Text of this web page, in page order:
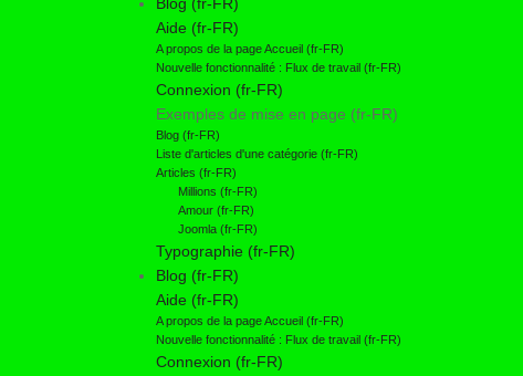
Aide (fr-FR)
A propos de la page Accueil (fr-FR)
Nouvelle fonctionnalité : Flux de travail (fr-FR)
Connexion (fr-FR)
Exemples de mise en page (fr-FR)
Blog (fr-FR)
Liste d'articles d'une catégorie (fr-FR)
Articles (fr-FR)
Millions (fr-FR)
Amour (fr-FR)
Joomla (fr-FR)
Typographie (fr-FR)
Blog (fr-FR)
Aide (fr-FR)
A propos de la page Accueil (fr-FR)
Nouvelle fonctionnalité : Flux de travail (fr-FR)
Connexion (fr-FR)